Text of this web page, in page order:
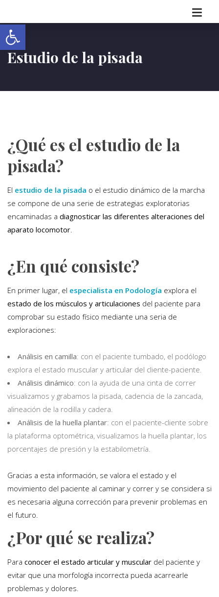
Abrir barra de herramientas
Estudio de la pisada
¿Qué es el estudio de la
pisada?
El estudio de la pisada o el estudio dinámico de la marcha
se compone de una serie de estrategias exploratorias
encaminadas a diagnosticar las diferentes alteraciones del
aparato locomotor.
¿En qué consiste?
En primer lugar, el especialista en Podología explora el
estado de los músculos y articulaciones del paciente para
comprobar su estado físico mediante una seria de
exploraciones:
Análisis en camilla: con el paciente tumbado, el podólogo
explora el estado muscular y articular del cliente-paciente.
Análisis dinámico: con la ayuda de una cinta de correr
visualizamos y grabamos la pisada, cadencia de la zancada,
alineación de la rodilla y cadera.
Análisis de la huella plantar: con el paciente-cliente sobre
la plataforma optométrica, visualizamos la huella plantar, los
porcentajes de presión y la estabilometría.
Gracias a esta información, se valora el estado y el
movimiento del paciente al caminar y correr y se considera si
es necesaria alguna corrección para prevenir problemas en
el futuro.
¿Por qué se realiza?
Para conocer el estado articular y muscular del paciente y
evitar que una morfología incorrecta pueda acarrearle
problemas y dolores.